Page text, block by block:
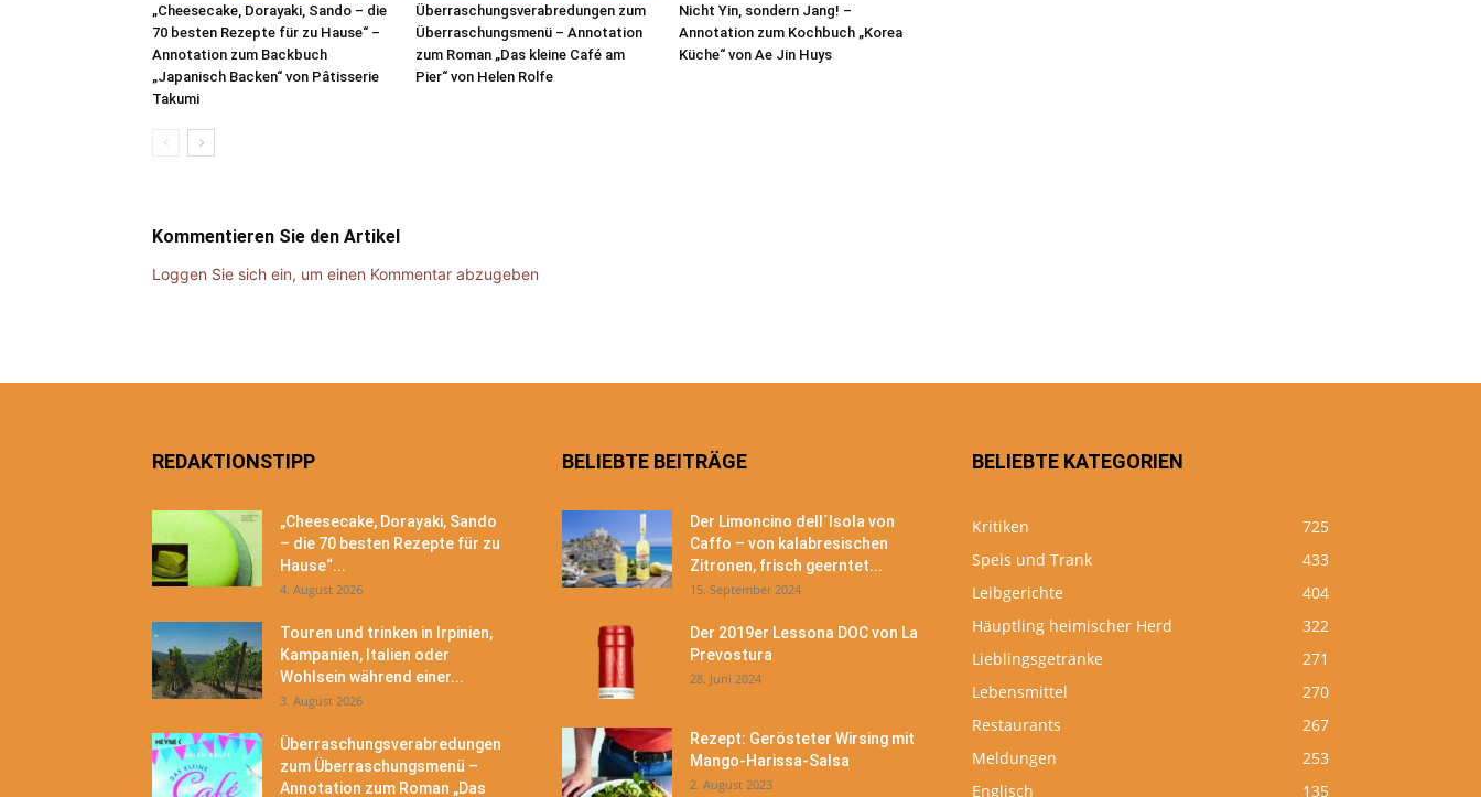
„Cheesecake, Dorayaki, Sando – die
70 besten Rezepte für zu Hause“ –
Annotation zum Backbuch
„Japanisch Backen“ von Pâtisserie
Takumi
Überraschungsverabredungen zum
Überraschungsmenü – Annotation
zum Roman „Das kleine Café am
Pier“ von Helen Rolfe
Nicht Yin, sondern Jang! –
Annotation zum Kochbuch „Korea
Küche“ von Ae Jin Huys
Kommentieren Sie den Artikel
Loggen Sie sich ein, um einen Kommentar abzugeben
REDAKTIONSTIPP
„Cheesecake, Dorayaki, Sando
– die 70 besten Rezepte für zu
Hause“...
4. August 2026
Touren und trinken in Irpinien,
Kampanien, Italien oder
Wohlsein während einer...
3. August 2026
Überraschungsverabredungen
zum Überraschungsmenü –
Annotation zum Roman „Das
BELIEBTE BEITRÄGE
Der Limoncino dell´Isola von
Caffo – von kalabresischen
Zitronen, frisch geerntet...
15. September 2024
Der 2019er Lessona DOC von La
Prevostura
28. Juni 2024
Rezept: Gerösteter Wirsing mit
Mango-Harissa-Salsa
2. August 2023
BELIEBTE KATEGORIEN
Kritiken
725
Speis und Trank
433
Leibgerichte
404
Häuptling heimischer Herd
322
Lieblingsgetränke
271
Lebensmittel
270
Restaurants
267
Meldungen
253
Englisch
135